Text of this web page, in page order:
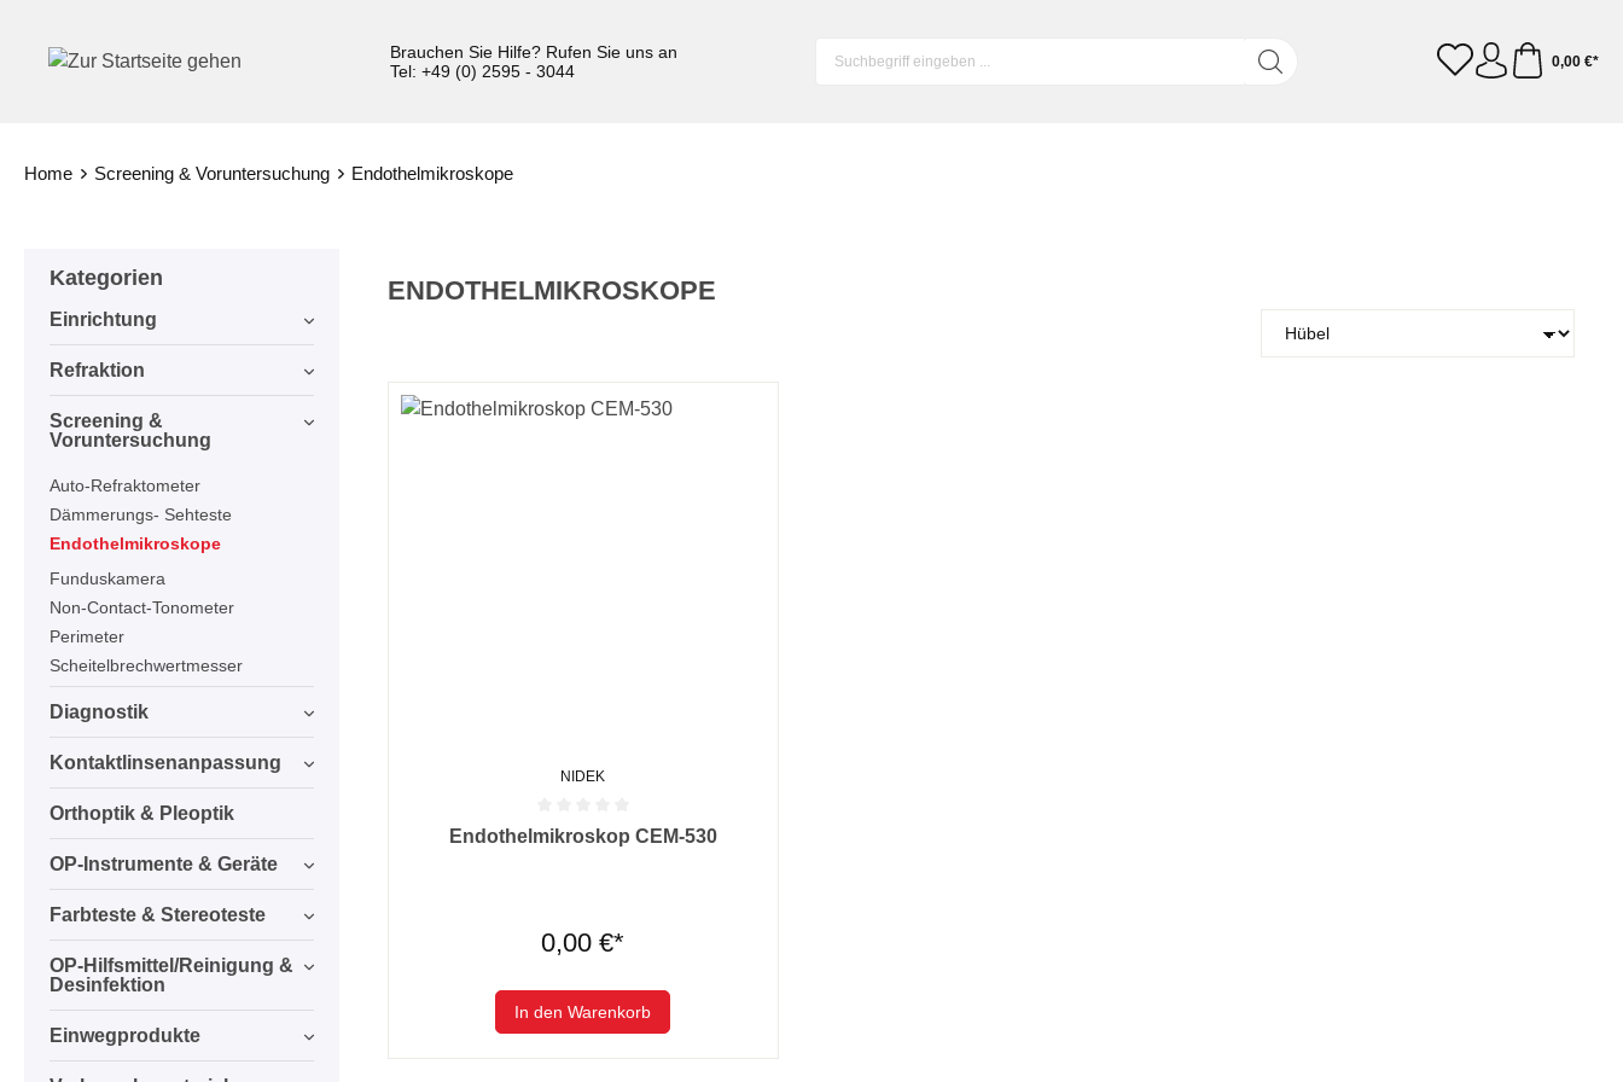
Brauchen Sie Hilfe? Rufen Sie uns an
Tel: +49 (0) 2595 - 3044
0,00 €*
Home Screening & Voruntersuchung Endothelmikroskope
Kategorien
Einrichtung
Refraktion
Screening &
Voruntersuchung
Auto-Refraktometer
Dämmerungs- Sehteste
Endothelmikroskope
Funduskamera
Non-Contact-Tonometer
Perimeter
Scheitelbrechwertmesser
Diagnostik
Kontaktlinsenanpassung
Orthoptik & Pleoptik
OP-Instrumente & Geräte
Farbteste & Stereoteste
OP-Hilfsmittel/Reinigung &
Desinfektion
Einwegprodukte
ENDOTHELMIKROSKOPE
NIDEK
Durchschnittliche Bewertung von 0 von 5 Sternen
Endothelmikroskop CEM-530
0,00 €*
In den Warenkorb